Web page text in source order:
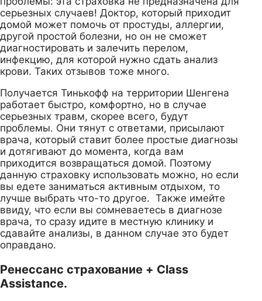
серьезных случаев! Доктор, который приходит
домой может помочь от простуды, аллергии,
другой простой болезни, но он не сможет
диагностировать и залечить перелом,
инфекцию, для которой нужно сдать анализ
крови. Таких отзывов тоже много.
Получается Тинькофф на территории Шенгена
работает быстро, комфортно, но в случае
серьезных травм, скорее всего, будут
проблемы. Они тянут с ответами, присылают
врача, который ставит более простые диагнозы
и дотягивают до момента, когда вам
приходится возвращаться домой. Поэтому
данную страховку использовать можно, но если
вы едете заниматься активным отдыхом, то
лучше выбрать что-то другое. Также имейте
ввиду, что если вы сомневаетесь в диагнозе
врача, то сразу идите в местную клинику и
сдавайте анализы, в данном случае это будет
оправдано.
Ренессанс страхование + Class
Assistance.